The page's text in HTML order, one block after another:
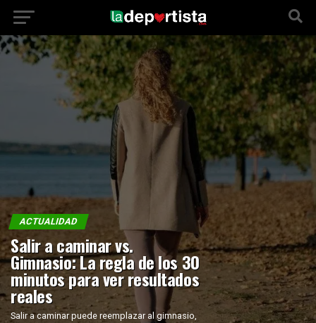
ACTUALIDAD
Salir a caminar vs.
Gimnasio: La regla de los 30
minutos para ver resultados
reales
Salir a caminar puede reemplazar al gimnasio,